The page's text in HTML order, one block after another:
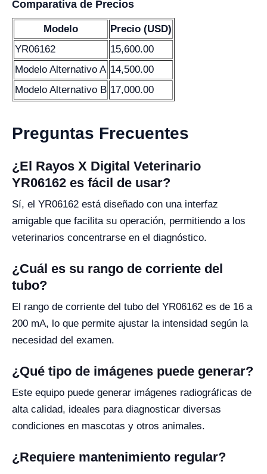
Comparativa de Precios
Modelo
Precio (USD)
YR06162
15,600.00
Modelo Alternativo A 14,500.00
Modelo Alternativo B 17,000.00
Preguntas Frecuentes
¿El Rayos X Digital Veterinario
YR06162 es fácil de usar?
Sí, el YR06162 está diseñado con una interfaz
amigable que facilita su operación, permitiendo a los
veterinarios concentrarse en el diagnóstico.
¿Cuál es su rango de corriente del
tubo?
El rango de corriente del tubo del YR06162 es de 16 a
200 mA, lo que permite ajustar la intensidad según la
necesidad del examen.
¿Qué tipo de imágenes puede generar?
Este equipo puede generar imágenes radiográficas de
alta calidad, ideales para diagnosticar diversas
condiciones en mascotas y otros animales.
¿Requiere mantenimiento regular?